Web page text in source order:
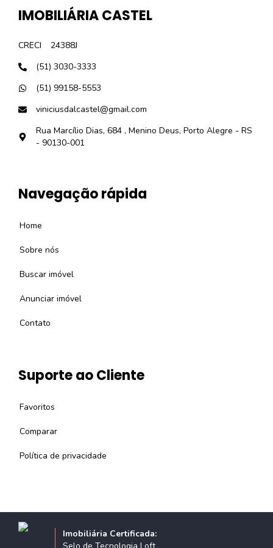
IMOBILIÁRIA CASTEL
CRECI
24388J
(51) 3030-3333
(51) 99158-5553
viniciusdalcastel@gmail.com
Rua Marcílio Dias, 684 , Menino Deus, Porto Alegre - RS
- 90130-001
Navegação rápida
Home
Sobre nós
Buscar imóvel
Anunciar imóvel
Contato
Suporte ao Cliente
Favoritos
Comparar
Política de privacidade
Imobiliária Certificada: